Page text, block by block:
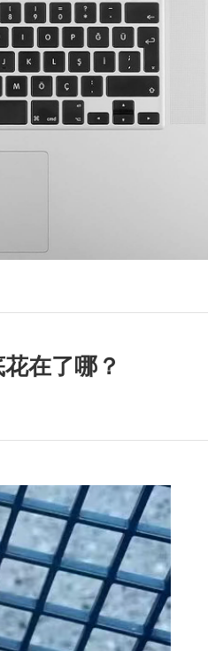
在了哪？